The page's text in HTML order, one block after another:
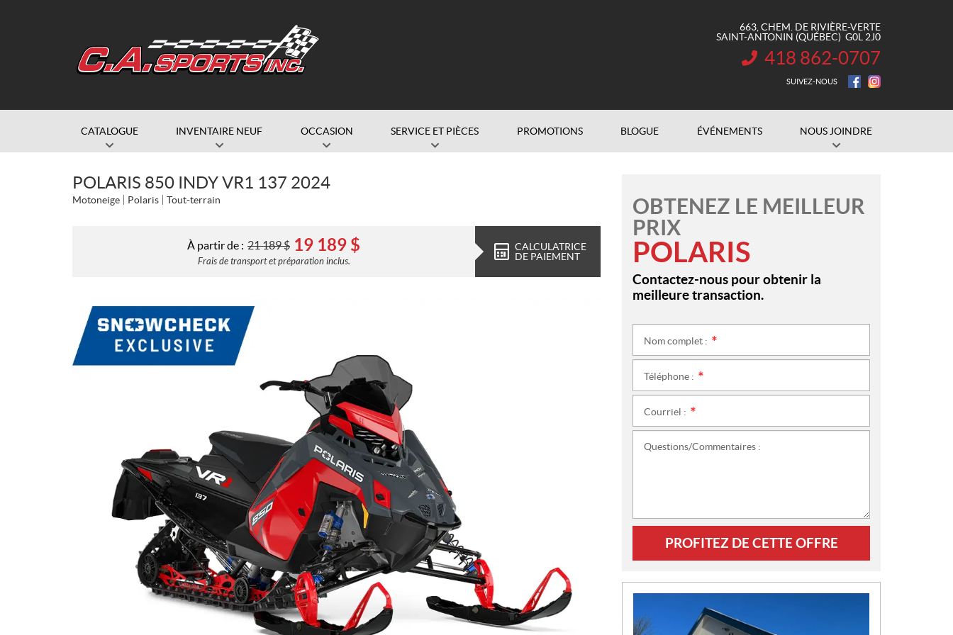
663, CHEM. DE RIVIÈRE-VERTE
SAINT-ANTONIN (QUÉBEC) G0L 2J0
INFORMATION :
418 862-0707
SUIVEZ-NOUS
CATALOGUE INVENTAIRE NEUF OCCASION SERVICE ET PIÈCES PROMOTIONS BLOGUE ÉVÉNEMENTS NOUS JOINDRE
POLARIS 850 INDY VR1 137 2024
Motoneige Polaris Tout-terrain
À partir de : 21 189$ 19 189 $
Frais de transport et préparation inclus.
CALCULATRICE
DE PAIEMENT
OBTENEZ LE MEILLEUR
PRIX
POLARIS
Contactez-nous pour obtenir la
meilleure transaction.
Nom complet :
Téléphone :
Courriel :
Questions/Commentaires :
PROFITEZ DE CETTE OFFRE
O